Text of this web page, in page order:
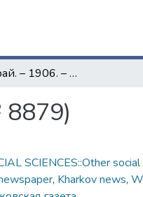
Южный край. – 1906. – 1 сентября (№ 8879)
SCIENCES::Other
, Kharkov news,